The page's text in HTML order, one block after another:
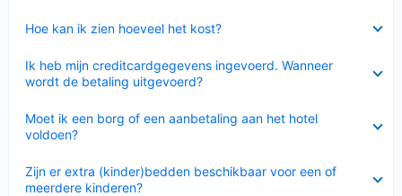
Hoe kan ik zien hoeveel het kost?
Ik heb mijn creditcardgegevens ingevoerd. Wanneer
wordt de betaling uitgevoerd?
Moet ik een borg of een aanbetaling aan het hotel
voldoen?
Zijn er extra (kinder)bedden beschikbaar voor een of
meerdere kinderen?